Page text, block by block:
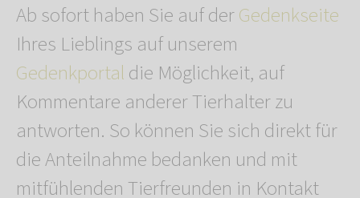
Ab sofort haben Sie auf derGedenkseite
Ihres Lieblings auf unserem
Gedenkportaldie Möglichkeit, auf
Kommentare anderer Tierhalter zu
antworten. So können Sie sich direkt für
die Anteilnahme bedanken und mit
mitfühlenden Tierfreunden in Kontakt